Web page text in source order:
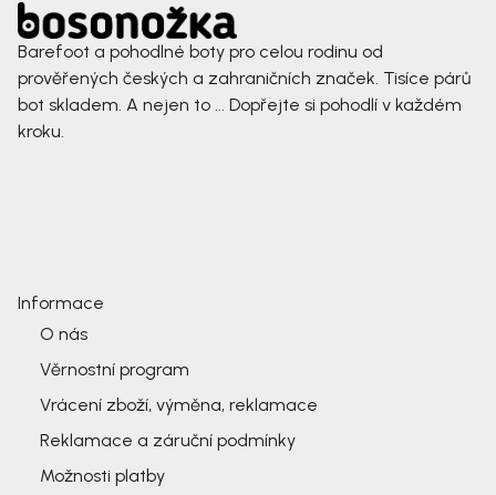
Barefoot a pohodlné boty pro celou rodinu od
prověřených českých a zahraničních značek. Tisíce párů
bot skladem. A nejen to ... Dopřejte si pohodlí v každém
kroku.
Informace
O nás
Věrnostní program
Vrácení zboží, výměna, reklamace
Reklamace a záruční podmínky
Možnosti platby